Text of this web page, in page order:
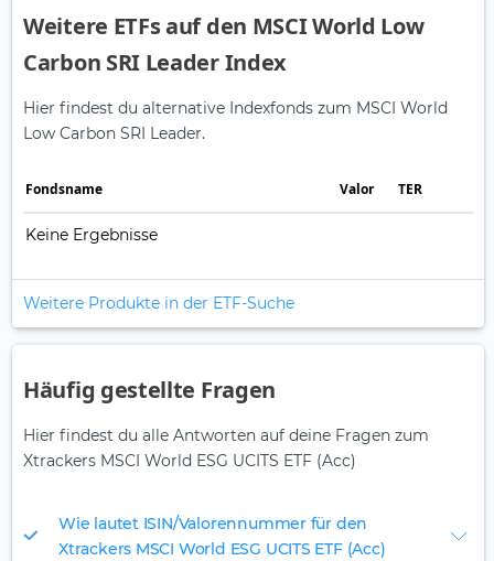
Weitere ETFs auf den MSCI World Low
Carbon SRI Leader Index
Hier findest du alternative Indexfonds zum MSCI World
Low Carbon SRI Leader.
Fonds­name Valor TER
Keine Ergebnisse
Weitere Produkte in der ETF-Suche
Häufig gestellte Fragen
Hier findest du alle Antworten auf deine Fragen zum
Xtrackers MSCI World ESG UCITS ETF (Acc)
Wie lautet ISIN/Valorennummer für den
Xtrackers MSCI World ESG UCITS ETF (Acc)